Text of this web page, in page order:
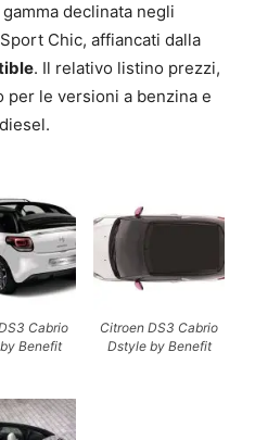
gamma declinata negli
Chic, affiancati dalla
. Il relativo listino prezzi,
per le versioni a benzina e
Cabrio
Benefit
Citroen DS3 Cabrio
Dstyle by Benefit